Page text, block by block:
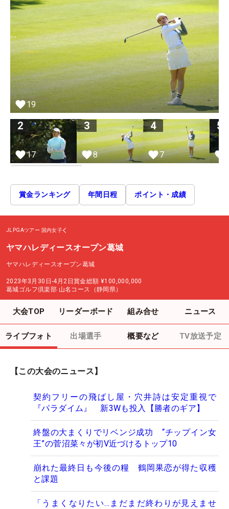
19
2
17
3
8
4
7
5
賞金ランキング 年間日程 ポイント・成績
JLPGAツアー 国内女子
ヤマハレディースオープン葛城
ヤマハレディースオープン葛城
2023年3月30日-4月2日賞金総額 ¥100,000,000
葛城ゴルフ倶楽部 山名コース（静岡県）
大会TOP リーダーボード 組み合せ ニュース
ライブフォト 出場選手 概要など TV放送予定
【この大会のニュース】
契約フリーの飛ばし屋・穴井詩は安定重視で
『パラダイム』 新3Wも投入【勝者のギア】
終盤の大まくりでリベンジ成功 “チップイン女
王”の菅沼菜々が初V近づけるトップ10
崩れた最終日も今後の糧 鶴岡果恋が得た収穫
と課題
「うまくなりたい…まだまだ終わりが見えませ